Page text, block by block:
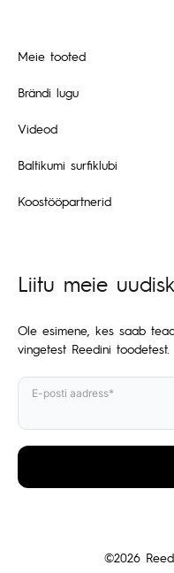
Meie tooted
Brändi lugu
Videod
Baltikumi surfiklubi
Koostööpartnerid
Liitu meie
Ole esimene, kes saab
vingetest Reedini toodetest.
E-posti aadress*
©2026